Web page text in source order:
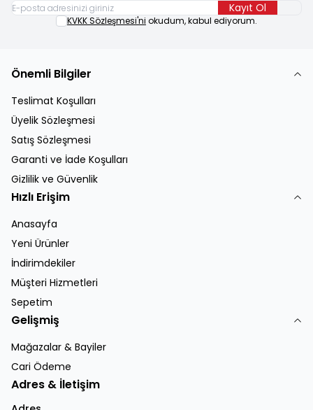
Kayıt Ol
KVKK Sözleşmesi'ni okudum, kabul ediyorum.
Önemli Bilgiler
Teslimat Koşulları
Üyelik Sözleşmesi
Satış Sözleşmesi
Garanti ve İade Koşulları
Gizlilik ve Güvenlik
Hızlı Erişim
Anasayfa
Yeni Ürünler
İndirimdekiler
Müşteri Hizmetleri
Sepetim
Gelişmiş
Mağazalar & Bayiler
Cari Ödeme
Adres & İletişim